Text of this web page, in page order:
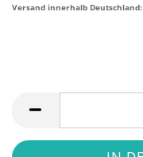
Versand innerhalb Deutschland: